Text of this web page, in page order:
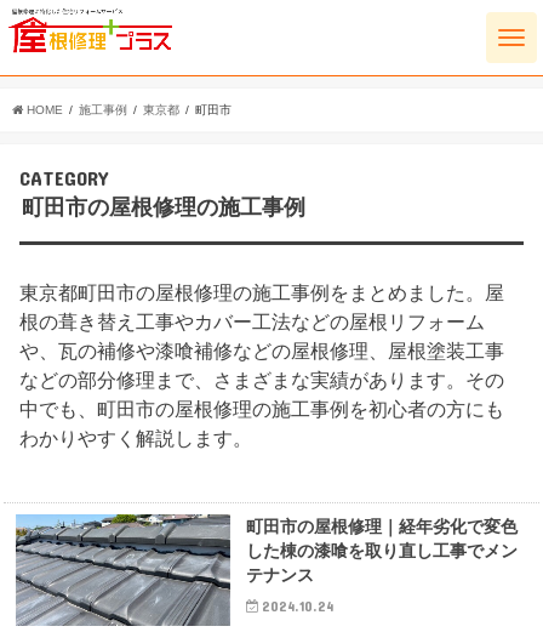
HOME 施工事例 東京都 町田市
CATEGORY
町田市の屋根修理の施工事例
東京都町田市の屋根修理の施工事例をまとめました。屋
根の葺き替え工事やカバー工法などの屋根リフォーム
や、瓦の補修や漆喰補修などの屋根修理、屋根塗装工事
などの部分修理まで、さまざまな実績があります。その
中でも、町田市の屋根修理の施工事例を初心者の方にも
わかりやすく解説します。
町田市の屋根修理｜経年劣化で変色
した棟の漆喰を取り直し工事でメン
テナンス
2024.10.24